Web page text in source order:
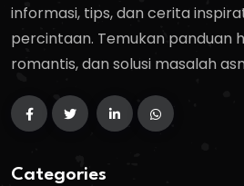
informasi, tips, dan cerita
percintaan. Temukan panduan
romantis, dan solusi masalah
Categories